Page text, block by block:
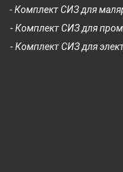
- Комплект СИЗ для
- Комплект СИЗ для
- Комплект СИЗ для